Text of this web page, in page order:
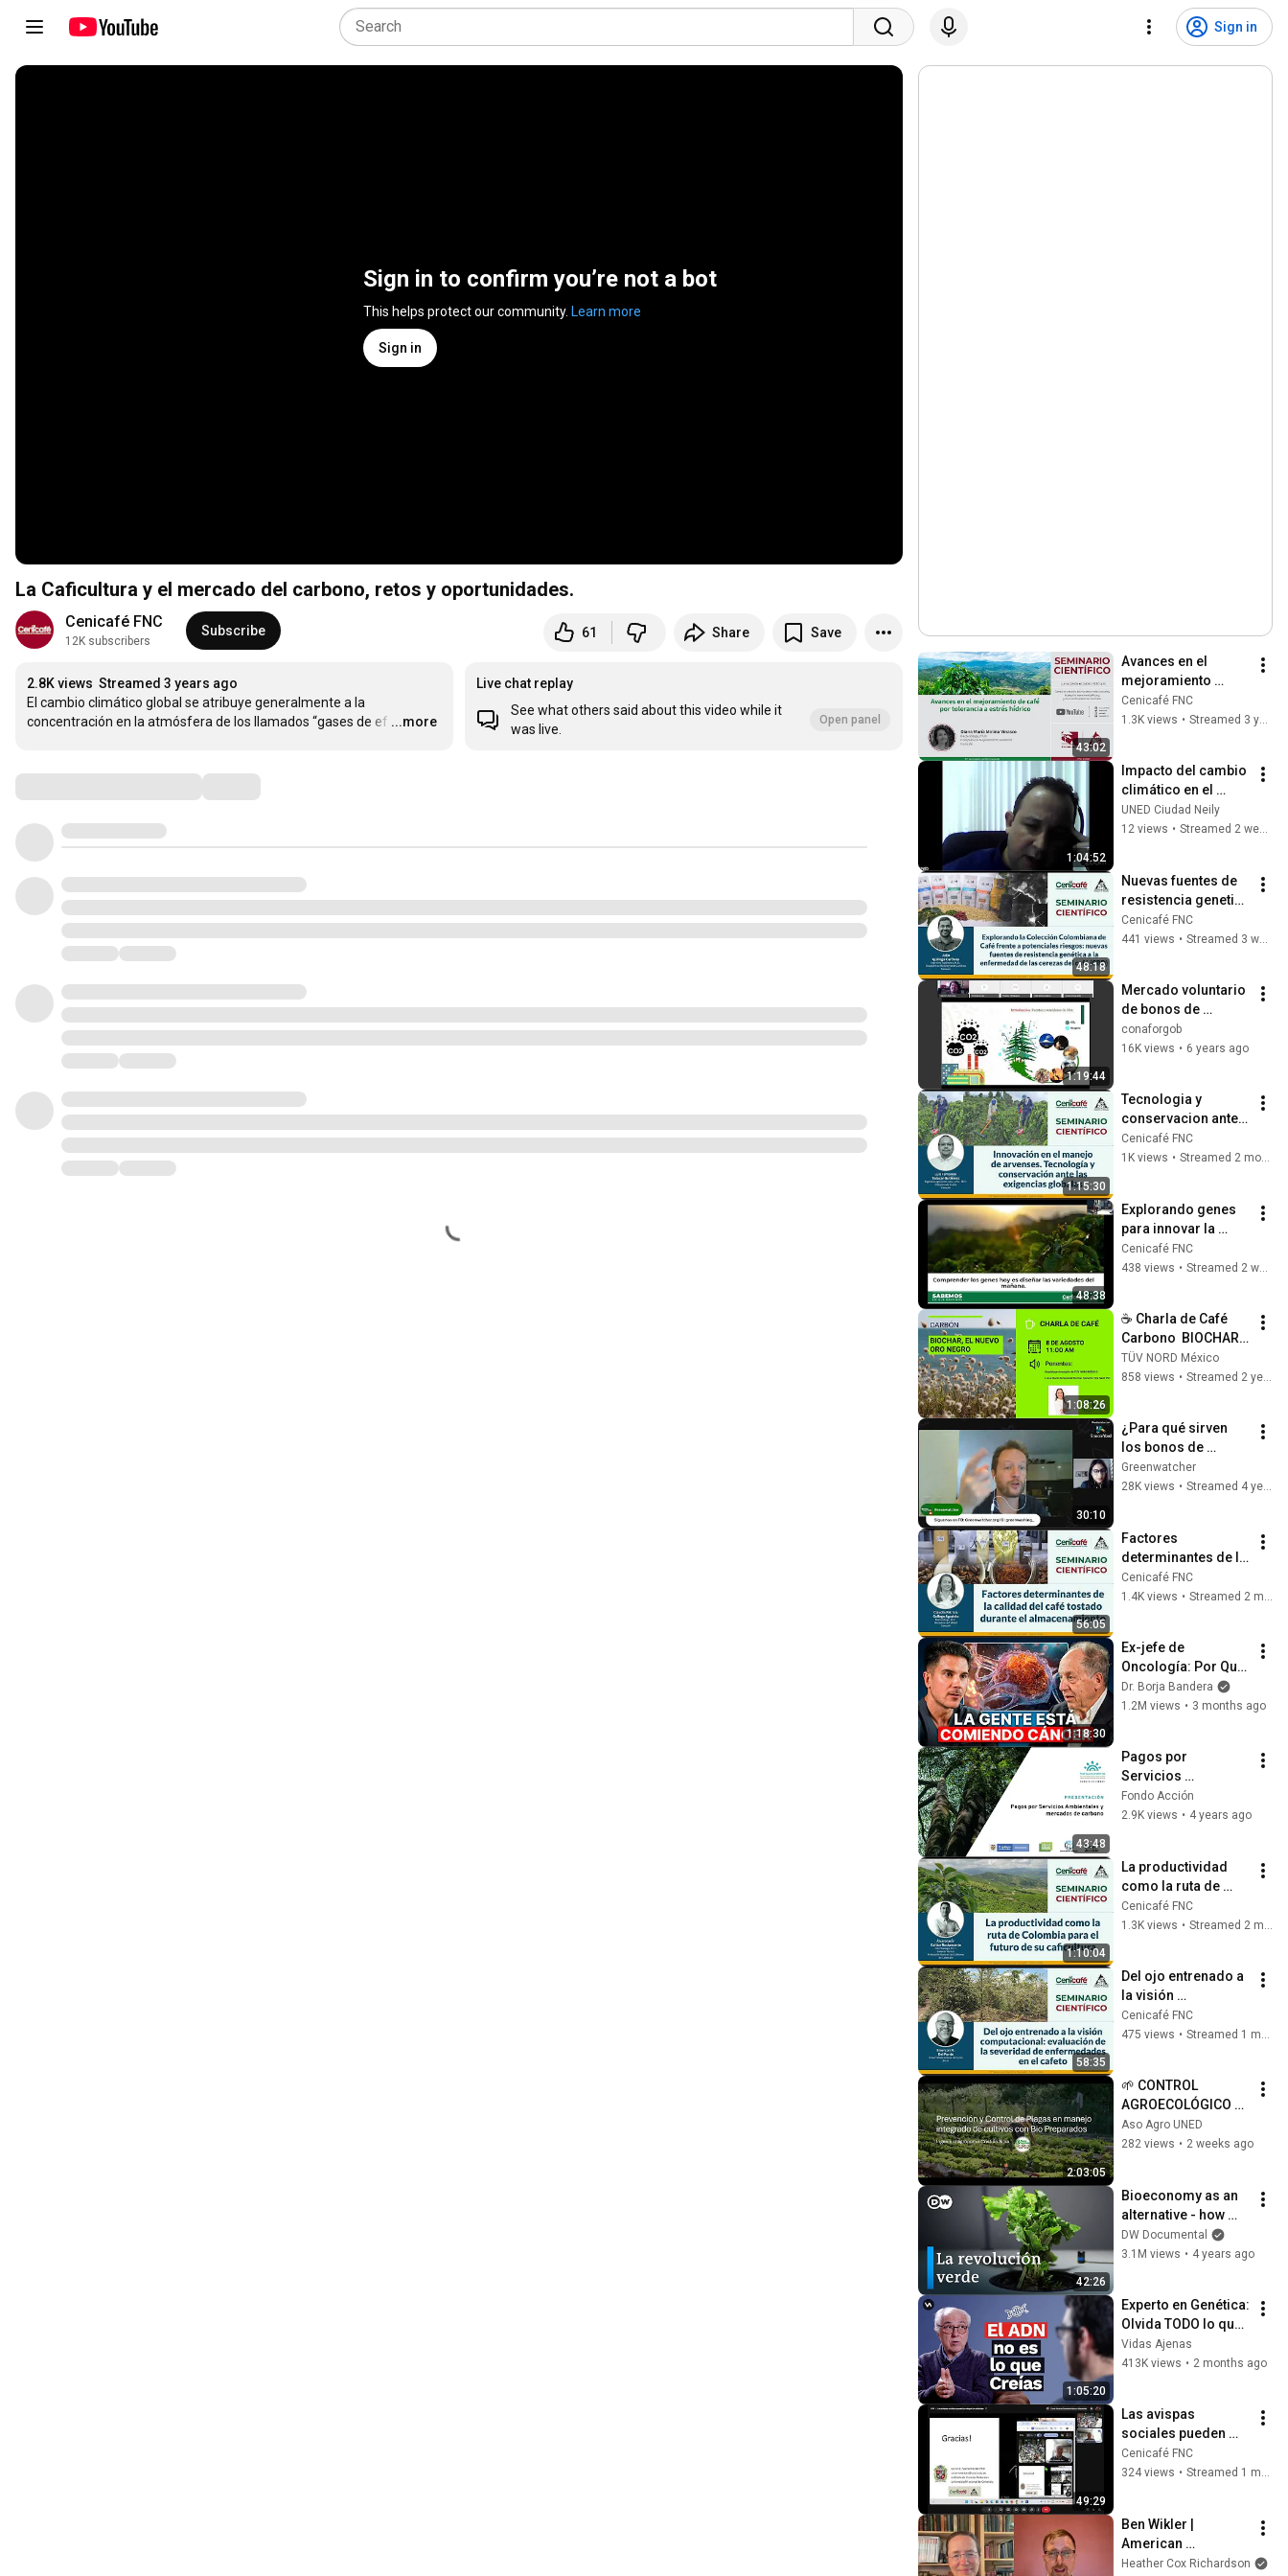
Sign in
Sign in to confirm you’re not a bot
This helps protect our community. Learn more
Sign in
La Caficultura y el mercado del carbono, retos y oportunidades.
Cenicafé FNC
12K subscribers
Subscribe 61 Share Save
2.8K views Streamed 3 years ago
El cambio climático global se atribuye generalmente a la
concentración en la atmósfera de los llamados “gases de ef …
...more
Live chat replay
See what others said about this video while it
was live.
Open panel
43:02
Avances en el
mejoramiento
genético de café
por estrés hídrico
Cenicafé FNC
1.3K views • Streamed 3 years ago
1:04:52
Impacto del cambio
climático en el
sector turístico
costarricense
UNED Ciudad Neily
12 views • Streamed 2 weeks ago
48:18
Nuevas fuentes de
resistencia genetica
a la enfermendad
de la cerezas de
Cenicafé FNC
441 views • Streamed 3 weeks ago
1:19:44
Mercado voluntario
de bonos de
carbono
conaforgob
16K views • 6 years ago
1:15:30
Tecnologia y
conservacion ante
la exigencias
globales
Cenicafé FNC
1K views • Streamed 2 months ago
48:38
Explorando genes
para innovar la
caficultura
Cenicafé FNC
438 views • Streamed 2 weeks ago
1:08:26
☕ Charla de Café
Carbono  BIOCHAR,
EL NUEVO ORO
NEGRO
TÜV NORD México
858 views • Streamed 2 years ago
30:10
¿Para qué sirven
los bonos de
carbono y cómo se
mueven en
Greenwatcher
28K views • Streamed 4 years ago
56:05
Factores
determinantes de la
calidad del café
tostado durante el
Cenicafé FNC
1.4K views •
1:18:30
Ex-jefe de
Oncología: Por Qué
España Tiene Tantos
Casos de Cáncer (la
Dr. Borja Bandera
1.2M views • 3 months ago
43:48
Pagos por
Servicios
Ambientales y
mercados de
Fondo Acción
2.9K views • 4 years ago
1:10:04
La productividad
como la ruta de
Colombia para el
futuro de su
Cenicafé FNC
1.3K views •
58:35
Del ojo entrenado a
la visión
computacional
Cenicafé FNC
475 views • Streamed 1 month ago
2:03:05
🌱 CONTROL
AGROECOLÓGICO
DE PLAGAS CON
ENFOQUE EN
Aso Agro UNED
282 views • 2 weeks ago
42:26
Bioeconomy as an
alternative - how
promising are
renewable
DW Documental
3.1M views • 4 years ago
1:05:20
Experto en Genética:
Olvida TODO lo que
Sabes sobre el ADN
| Dr. Alfonso
Vidas Ajenas
413K views • 2 months ago
49:29
Las avispas
sociales pueden
proteger los
cafetales
Cenicafé FNC
324 views • Streamed 1 month ago
Ben Wikler |
American
Conversations
Heather Cox Richardson